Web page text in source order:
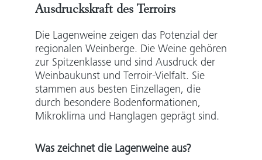
Ausdruckskraft des Terroirs
Die Lagenweine zeigen das Potenzial der
regionalen Weinberge. Die Weine gehören
zur Spitzenklasse und sind Ausdruck der
Weinbaukunst und Terroir-Vielfalt. Sie
stammen aus besten Einzellagen, die
durch besondere Bodenformationen,
Mikroklima und Hanglagen geprägt sind.
Was zeichnet die Lagenweine aus?